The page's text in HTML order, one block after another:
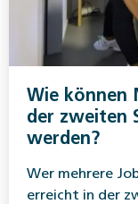
Wie können
der zweiten
werden?
Wer mehrere
erreicht in der